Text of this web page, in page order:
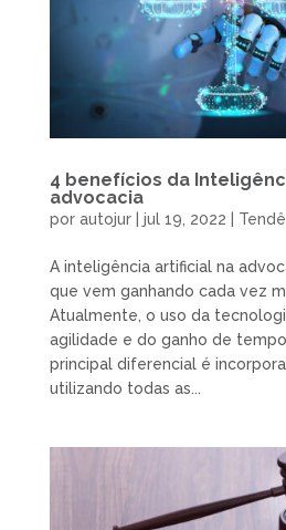
4 benefícios da
advocacia
por autojur| jul 19, 2022
A inteligência artificial na
que vem ganhando cada vez
Atualmente, o uso da
agilidade e do ganho de
principal diferencial é
utilizando todas as...